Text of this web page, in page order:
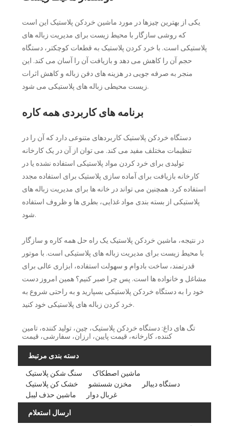
یکی از بهترین چیزها در مورد ماشین خردکن پلاستیک این است
که روشی سازگار با محیط زیست برای مدیریت زباله های
پلاستیکی است. با خرد کردن پلاستیک به قطعات کوچکتر، دستگاه
حجم آن را کاهش می دهد و بازیافت آن را آسان می کند. این
منجر به صرفه جویی در هزینه های دفن زباله و کاهش اثرات
زیست محیطی زباله های پلاستیکی می شود.
برنامه های کاربردی همه کاره
دستگاه خردکن پلاستیک کاربردهای متنوعی دارد که آن را در
تنظیمات مختلف مفید می کند. می توان از آن در یک کارخانه
تولیدی برای خرد کردن مواد پلاستیکی استفاده نشده یا در
کارخانه بازیافت برای آماده سازی پلاستیک برای استفاده مجدد
استفاده کرد. همچنین می تواند در خانه ها برای مدیریت زباله های
پلاستیکی از بسته بندی مواد غذایی، بطری ها و ظروف استفاده
شود.
در نتیجه، ماشین خردکن پلاستیک یک راه حل همه کاره و سازگار
با محیط زیست برای مدیریت زباله های پلاستیکی است. با موتور
قدرتمند، ساخت بادوام و سهولت استفاده، ابزاری عالی برای
مشاغل و خانواده ها است. پس چرا صبر کنیم؟ همین امروز دست
خود را به دستگاه خردکن پلاستیکی بسپارید و به راحتی شروع به
خرد کردن زباله های پلاستیکی خود کنید.
تگ های داغ: دستگاه خردکن پلاستیک، چین، تولید کننده، تامین
کننده، کارخانه، قیمت پایین، ارزان، سفارشی، قیمت
دسته بندی مرتبط
سنگ شکن پلاستیک
ماشین اصطکاک
خشک کن پلاستیک
مخزن شستشو
دستگاه دیبالر
ماشین حذف لیبل
غربال دوار
ارسال استعلام